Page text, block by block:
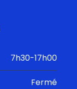
7h30-17h00
Fermé